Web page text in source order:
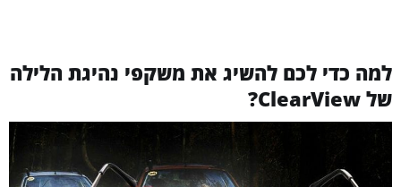
למה כדי לכם להשיג את משקפי נהיגת הלילה
של ClearView?